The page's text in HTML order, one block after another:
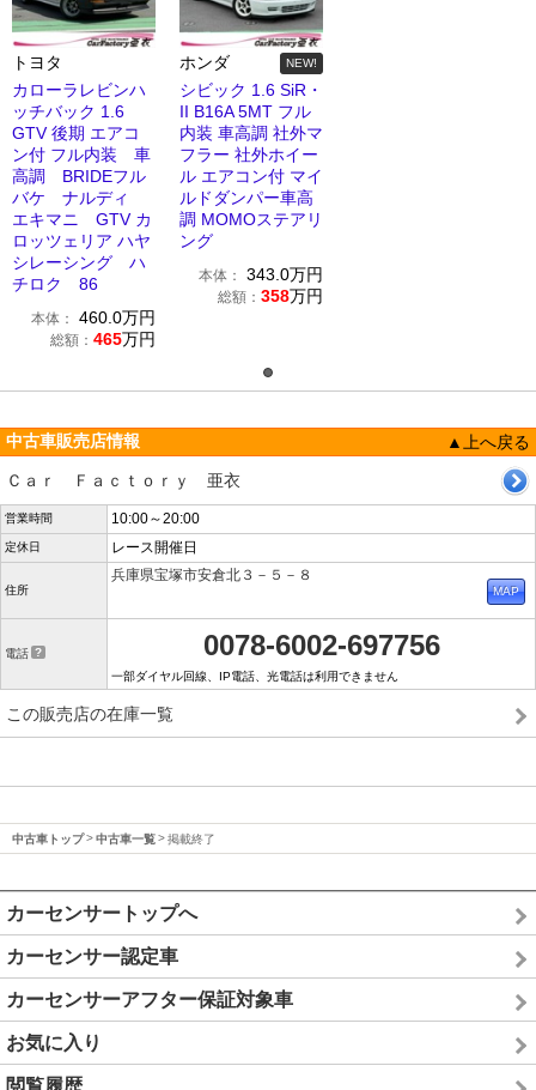
トヨタ
カローラレビンハ
ッチバック 1.6
GTV 後期 エアコ
ン付 フル内装 車
高調 BRIDEフル
バケ ナルディ
エキマニ GTV カ
ロッツェリア ハヤ
シレーシング ハ
チロク 86
本体： 460.0万円
総額： 465万円
ホンダ NEW!
シビック 1.6 SiR・
II B16A 5MT フル
内装 車高調 社外マ
フラー 社外ホイー
ル エアコン付 マイ
ルドダンパー車高
調 MOMOステアリ
ング
本体： 343.0万円
総額： 358万円
中古車販売店情報
▲上へ戻る
Ｃａｒ Ｆａｃｔｏｒｙ 亜衣
営業時間 10:00～20:00
定休日 レース開催日
住所
兵庫県宝塚市安倉北３－５－８
電話 0078-6002-697756
一部ダイヤル回線、IP電話、光電話は利用できません
この販売店の在庫一覧
中古車トップ 中古車一覧 掲載終了
カーセンサートップへ
カーセンサー認定車
カーセンサーアフター保証対象車
お気に入り
閲覧履歴